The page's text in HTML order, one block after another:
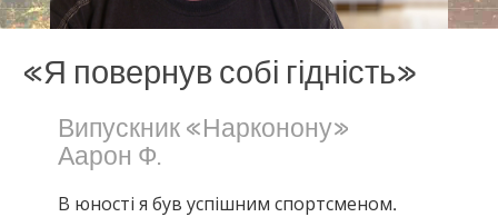
«Я повернув собі гідність»
Випускник «Нарконону»
Аарон Ф.
В юності я був успішним спортсменом.